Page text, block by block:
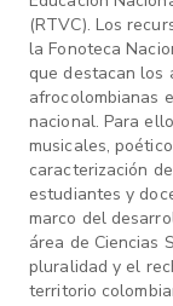
(RTVC). Los
la Fonoteca
que destacan los
afrocolombianas
nacional. Para
musicales,
caracterización
estudiantes y
marco del
área de Ciencias
pluralidad y el
territorio